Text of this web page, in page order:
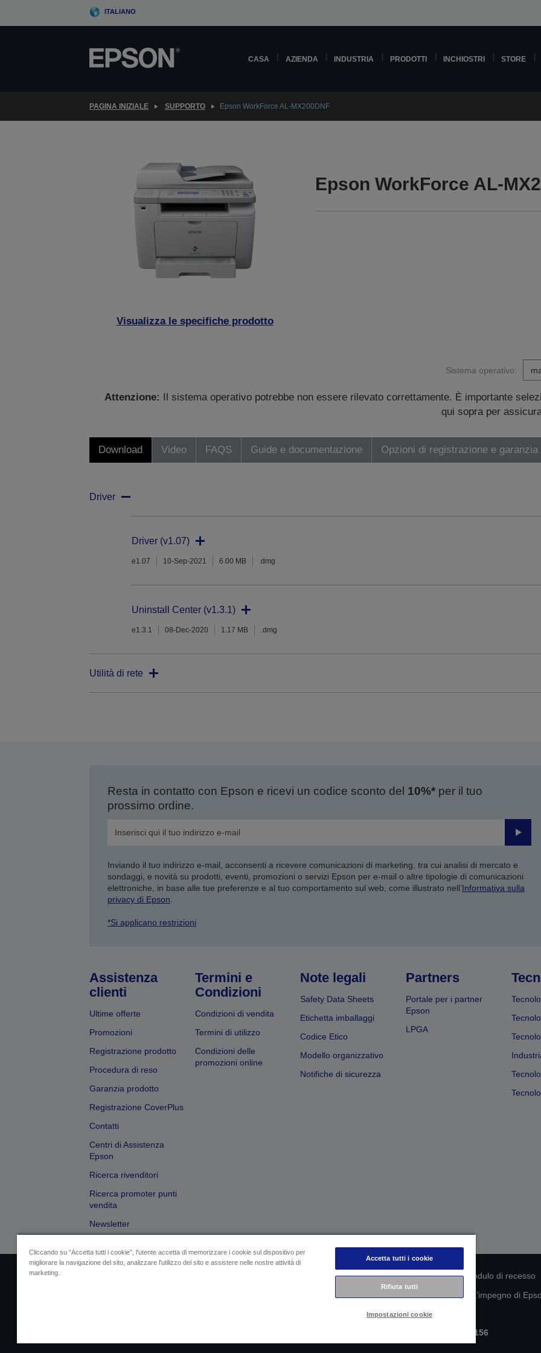
ITALIANO
CASA AZIENDA INDUSTRIA PRODOTTI INCHIOSTRI STORE
PAGINA INIZIALE SUPPORTO Epson WorkForce AL-MX200DNF
Visualizza le specifiche prodotto
Epson WorkForce AL-
Sistema operativo:
Attenzione:
Il sistema operativo potrebbe non essere rilevato correttamente. È importante
qui sopra per
Download Video FAQS Guide e documentazione Opzioni di registrazione e garanzia
Driver
Driver (v1.07)
e1.07 10-Sep-2021 6.00 MB .dmg
Uninstall Center (v1.3.1)
e1.3.1 08-Dec-2020 1.17 MB .dmg
Utilità di rete
Resta in contatto con Epson e ricevi un codice sconto del 10%*per il tuo
prossimo ordine.
Invia
Inviando il tuo indirizzo e-mail, acconsenti a ricevere comunicazioni di marketing, tra cui analisi di mercato e
sondaggi, e novità su prodotti, eventi, promozioni o servizi Epson per e-mail o altre tipologie di comunicazioni
elettroniche, in base alle tue preferenze e al tuo comportamento sul web, come illustrato nell’Informativa sulla
privacy di Epson.
*Si applicano restrizioni
Assistenza
clienti
Ultime offerte
Promozioni
Registrazione prodotto
Procedura di reso
Garanzia prodotto
Registrazione CoverPlus
Contatti
Centri di Assistenza
Epson
Ricerca rivenditori
Ricerca promoter punti
vendita
Newsletter
Termini e
Condizioni
Condizioni di vendita
Termini di utilizzo
Condizioni delle
promozioni online
Note legali
Safety Data Sheets
Etichetta imballaggi
Codice Etico
Modello organizzativo
Notifiche di sicurezza
Partners
Portale per i partner
Epson
LPGA
Informativa sulla privacy Modulo di recesso
Contattaci per informazioni sui tuoi dati
Informazioni sui cookie L’impegno di
Copyright © 2026 Seiko Epson
Epson Italia S.p.A. | P.IVA IT07511580156
Cliccando su “Accetta tutti i cookie”, l'utente accetta di memorizzare i cookie sul dispositivo per
migliorare la navigazione del sito, analizzare l'utilizzo del sito e assistere nelle nostre attività di
marketing.
Accetta tutti i cookie
Rifiuta tutti
Impostazioni cookie